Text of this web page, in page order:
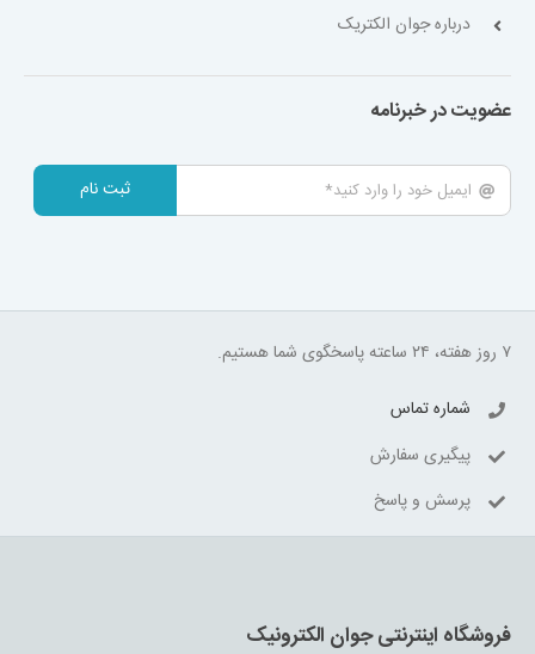
درباره جوان الکتریک
عضویت در خبرنامه
ثبت نام
۷ روز هفته، ۲۴ ساعته پاسخگوی شما هستیم.
شماره تماس
پیگیری سفارش
پرسش و پاسخ
فروشگاه اینترنتی جوان الکترونیک